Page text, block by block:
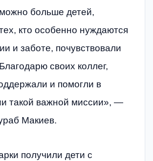
больше детей,
кто особенно нуждаются
и заботе, почувствовали
своих коллег,
и помогли в
такой важной миссии», —
Макиев.
получили дети с